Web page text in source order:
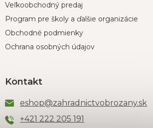
Veľkoobchodný predaj
Program pre školy a ďalšie organizácie
Obchodné podmienky
Ochrana osobných údajov
Kontakt
eshop@zahradnictvobrozany.sk
+421 222 205 191